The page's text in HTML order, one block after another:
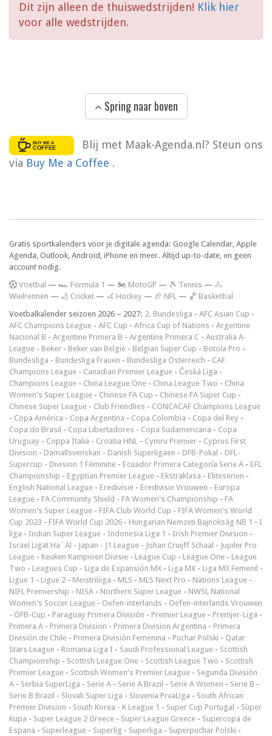
Dit zijn alleen de thuiswedstrijden! Klik hier
voor alle wedstrijden.
Spring naar boven
Blij met Maak-Agenda.nl? Steun ons
via Buy Me a Coffee .
Gratis sportkalenders voor je digitale agenda: Google Calendar, Apple
Agenda, Outlook, Android, iPhone en meer. Altijd up-to-date, en geen
account nodig.
Voetbal — 🏎️ Formula 1 — 🏍 MotoGP — 🎾 Tennis — 🚴
Wielrennen — 🏏 Cricket — 🏑 Hockey — 🏈 NFL — 🏀 Basketbal
Voetbalkalender seizoen 2026 – 2027: 2. Bundesliga - AFC Asian Cup -
AFC Champions League - AFC Cup - Africa Cup of Nations - Argentine
Nacional B - Argentine Primera B - Argentine Primera C - Australia A-
League - Beker - Beker van België - Belgian Super Cup - Botola Pro -
Bundesliga - Bundesliga Frauen - Bundesliga Österreich - CAF
Champions League - Canadian Premier League - Česká Liga -
Champions League - China League One - China League Two - China
Women's Super League - Chinese FA Cup - Chinese FA Super Cup -
Chinese Super League - Club Friendlies - CONCACAF Champions League
- Copa América - Copa Argentina - Copa Colombia - Copa del Rey -
Copa do Brasil - Copa Libertadores - Copa Sudamericana - Copa
Uruguay - Coppa Italia - Croatia HNL - Cymru Premier - Cyprus First
Division - Damallsvenskan - Danish Superligaen - DFB-Pokal - DFL-
Supercup - Division 1 Féminine - Ecuador Primera Categoría Serie A - EFL
Championship - Egyptian Premier League - Ekstraklasa - Eliteserien -
English National League - Eredivisie - Eredivisie Vrouwen - Europa
League - FA Community Shield - FA Women's Championship - FA
Women's Super League - FIFA Club World Cup - FIFA Women's World
Cup 2023 - FIFA World Cup 2026 - Hungarian Nemzeti Bajnokság NB 1 - I
liga - Indian Super League - Indonesia Liga 1 - Irish Premier Division -
Israel Ligat Ha`Al - Japan - J1 League - Johan Cruijff Schaal - Jupiler Pro
League - Keuken Kampioen Divisie - League Cup - League One - League
Two - Leagues Cup - Liga de Expansión MX - Liga MX - Liga MX Femenil -
Ligue 1 - Ligue 2 - Meistriliiga - MLS - MLS Next Pro - Nations League -
NIFL Premiership - NISA - Northern Super League - NWSL National
Women's Soccer League - Oefen-interlands - Oefen-interlands Vrouwen
- ÖFB-Cup - Paraguay Primera División - Premier League - Premjer-Liga -
Primera A - Primera Division - Primera Division Argentina - Primera
División de Chile - Primera División Femenina - Puchar Polski - Qatar
Stars League - Romania Liga I - Saudi Professional League - Scottish
Championship - Scottish League One - Scottish League Two - Scottish
Premier League - Scottish Women's Premier League - Segunda División
A - Serbia SuperLiga - Serie A - Serie A Brazil - Serie A Women - Serie B -
Serie B Brazil - Slovak Super Liga - Slovenia PrvaLiga - South African
Premier Division - South Korea - K League 1 - Super Cup Portugal - Süper
Kupa - Super League 2 Greece - Super League Greece - Supercopa de
Espana - Superleague - Superlig - Superliga - Superpuchar Polski -